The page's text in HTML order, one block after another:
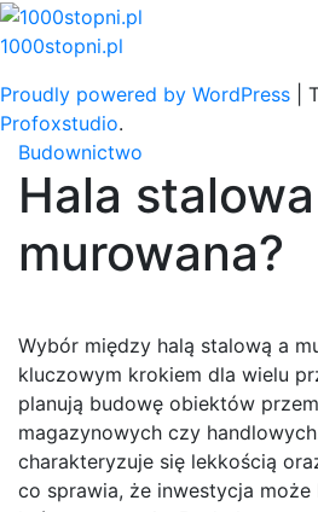
Skip
to
1000stopni.pl
Proudly powered by WordPress
Profoxstudio.
Budownictwo
Hala
murowana?
Wybór między halą stalową a
kluczowym krokiem dla wielu
planują budowę obiektów
magazynowych czy
charakteryzuje się lekkością
co sprawia, że inwestycja